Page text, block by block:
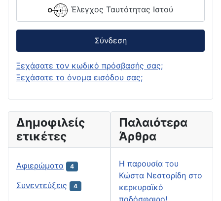
Έλεγχος Ταυτότητας Ιστού
Σύνδεση
Ξεχάσατε τον κωδικό πρόσβασής σας;
Ξεχάσατε το όνομα εισόδου σας;
Δημοφιλείς
ετικέτες
Αφιερώματα 4
Συνεντεύξεις 4
Παλαιότερα
Άρθρα
H παρουσία του
Κώστα Νεστορίδη στο
κερκυραϊκό
ποδόσφαιρο!